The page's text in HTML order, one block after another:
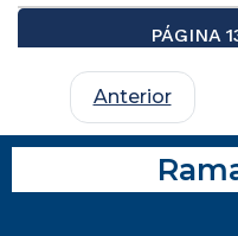
PÁGINA
Anterior